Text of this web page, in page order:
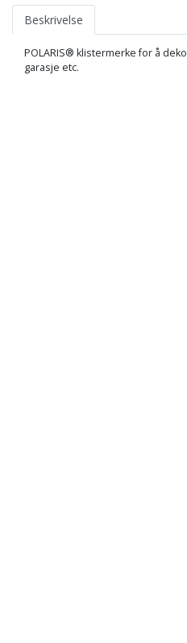
Beskrivelse
POLARIS® klistermerke for å
garasje etc.